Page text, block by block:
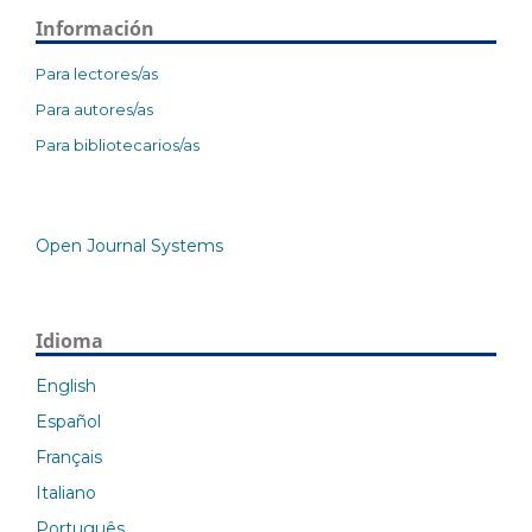
Información
Para lectores/as
Para autores/as
Para bibliotecarios/as
Open Journal Systems
Idioma
English
Español
Français
Italiano